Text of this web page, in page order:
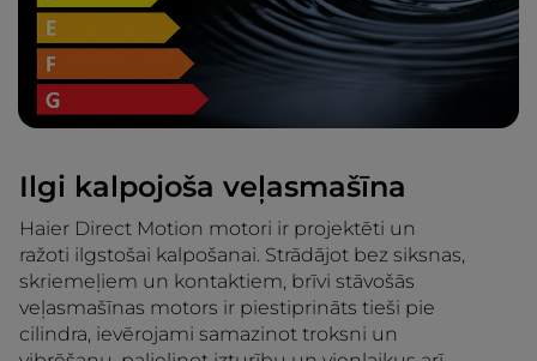
Ilgi kalpojoša veļasmašīna
Haier Direct Motion motori ir projektēti un
ražoti ilgstošai kalpošanai. Strādājot bez siksnas,
skriemeļiem un kontaktiem, brīvi stāvošās
veļasmašīnas motors ir piestiprināts tieši pie
cilindra, ievērojami samazinot troksni un